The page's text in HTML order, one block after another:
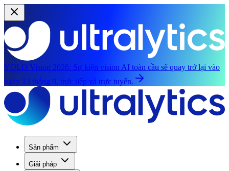
YOLO Vision 2026: Sự kiện vision AI toàn cầu sẽ quay trở lại vào
ngày 13 tháng 9, trực tiếp và trực tuyến.
Sản phẩm
Giải pháp